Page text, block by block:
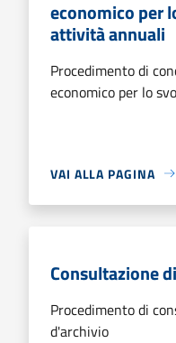
economico per
attività annuali
Procedimento di
economico per lo
VAI ALLA PAGINA
Consultazione
Procedimento di
d'archivio